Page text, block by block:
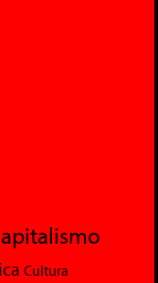
Cultura